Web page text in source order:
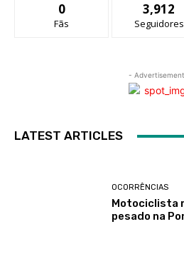
0
Fãs
3,912
Seguidores
-
LATEST ARTICLES
OCORRÊNCIAS
Motociclista
pesado na